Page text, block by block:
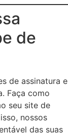
de
de assinatura e
Faça como
seu site de
nossos
das suas